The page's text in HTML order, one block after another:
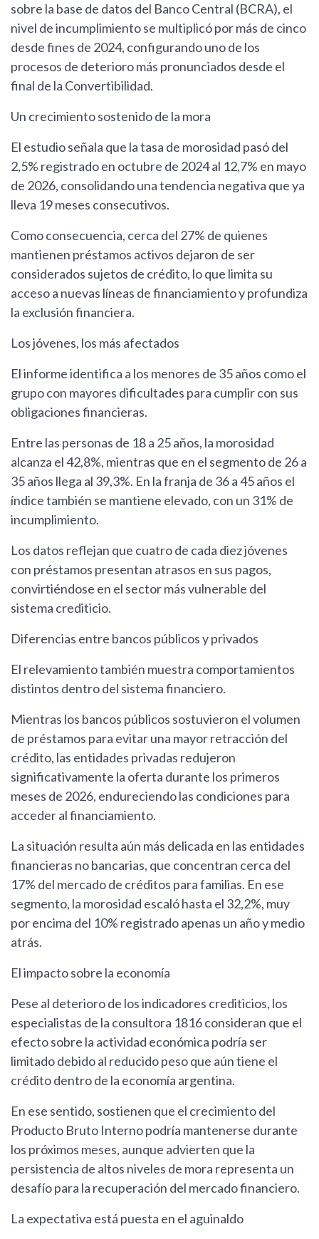
sobre la base de datos del Banco Central (BCRA), el
nivel de incumplimiento se multiplicó por más de cinco
desde fines de 2024, configurando uno de los
procesos de deterioro más pronunciados desde el
final de la Convertibilidad.
Un crecimiento sostenido de la mora
El estudio señala que la tasa de morosidad pasó del
2,5% registrado en octubre de 2024 al 12,7% en mayo
de 2026, consolidando una tendencia negativa que ya
lleva 19 meses consecutivos.
Como consecuencia, cerca del 27% de quienes
mantienen préstamos activos dejaron de ser
considerados sujetos de crédito, lo que limita su
acceso a nuevas líneas de financiamiento y profundiza
la exclusión financiera.
Los jóvenes, los más afectados
El informe identifica a los menores de 35 años como el
grupo con mayores dificultades para cumplir con sus
obligaciones financieras.
Entre las personas de 18 a 25 años, la morosidad
alcanza el 42,8%, mientras que en el segmento de 26 a
35 años llega al 39,3%. En la franja de 36 a 45 años el
índice también se mantiene elevado, con un 31% de
incumplimiento.
Los datos reflejan que cuatro de cada diez jóvenes
con préstamos presentan atrasos en sus pagos,
convirtiéndose en el sector más vulnerable del
sistema crediticio.
Diferencias entre bancos públicos y privados
El relevamiento también muestra comportamientos
distintos dentro del sistema financiero.
Mientras los bancos públicos sostuvieron el volumen
de préstamos para evitar una mayor retracción del
crédito, las entidades privadas redujeron
significativamente la oferta durante los primeros
meses de 2026, endureciendo las condiciones para
acceder al financiamiento.
La situación resulta aún más delicada en las entidades
financieras no bancarias, que concentran cerca del
17% del mercado de créditos para familias. En ese
segmento, la morosidad escaló hasta el 32,2%, muy
por encima del 10% registrado apenas un año y medio
atrás.
El impacto sobre la economía
Pese al deterioro de los indicadores crediticios, los
especialistas de la consultora 1816 consideran que el
efecto sobre la actividad económica podría ser
limitado debido al reducido peso que aún tiene el
crédito dentro de la economía argentina.
En ese sentido, sostienen que el crecimiento del
Producto Bruto Interno podría mantenerse durante
los próximos meses, aunque advierten que la
persistencia de altos niveles de mora representa un
desafío para la recuperación del mercado financiero.
La expectativa está puesta en el aguinaldo